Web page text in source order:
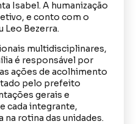
Isabel. A humanização
e conto com o
Leo Bezerra.
multidisciplinares,
é responsável por
ações de acolhimento
pelo prefeito
gerais e
cada integrante,
rotina das unidades.